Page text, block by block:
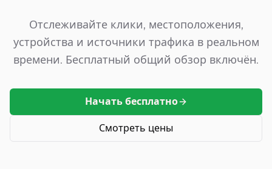
Отслеживайте клики, местоположения,
устройства и источники трафика в реальном
времени. Бесплатный общий обзор включён.
Начать бесплатно
Смотреть цены